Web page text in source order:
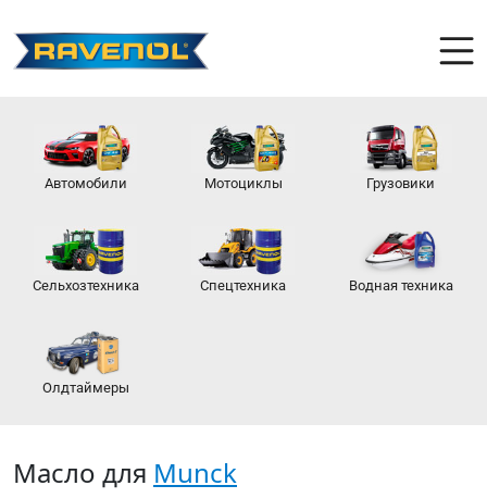
Автомобили Мотоциклы Грузовики
Сельхозтехника Спецтехника Водная техника
Олдтаймеры
Масло для Munck